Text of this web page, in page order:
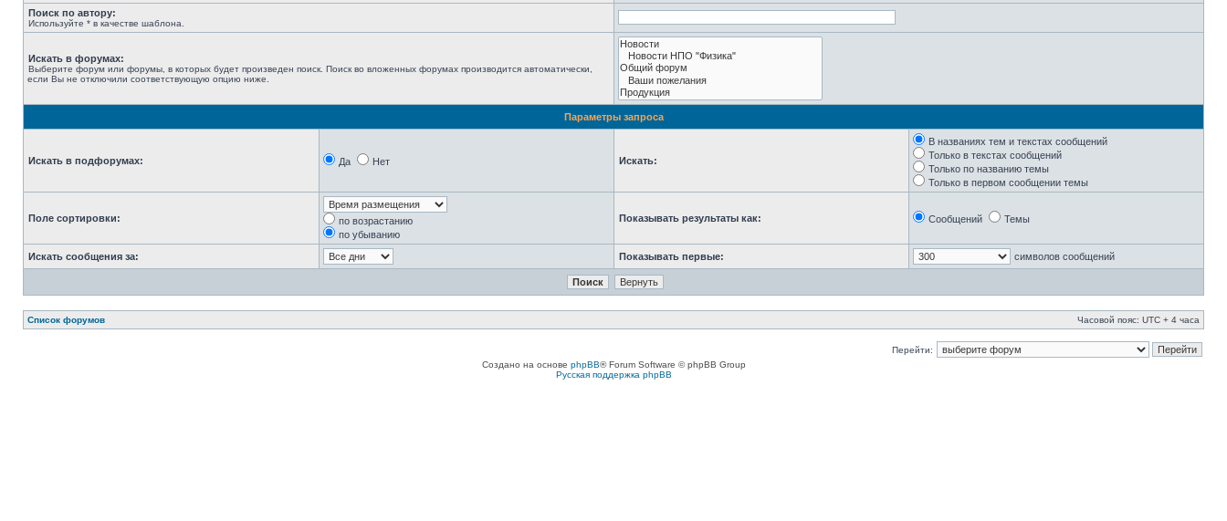
Поиск по автору:
Используйте * в качестве шаблона.
Искать в форумах:
Выберите форум или форумы, в которых будет произведен поиск. Поиск во вложенных форумах производится автоматически,
если Вы не отключили соответствующую опцию ниже.
Параметры запроса
Искать в подфорумах: Да Нет Искать:
В названиях тем и текстах сообщений
Только в текстах сообщений
Только по названию темы
Только в первом сообщении темы
Поле сортировки:
по возрастанию
по убыванию
Показывать результаты как: Сообщений Темы
Искать сообщения за: Показывать первые: символов сообщений
Список форумов Часовой пояс: UTC + 4 часа
Перейти:
Создано на основе phpBB® Forum Software © phpBB Group
Русская поддержка phpBB